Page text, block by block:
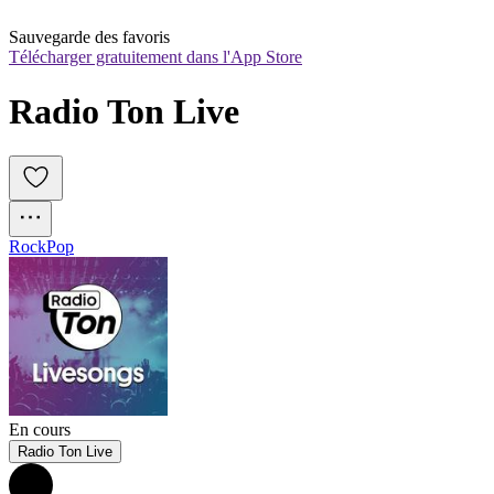
Sauvegarde des favoris
Télécharger gratuitement dans l'App Store
Radio Ton Live
RockPop
En cours
Radio Ton Live